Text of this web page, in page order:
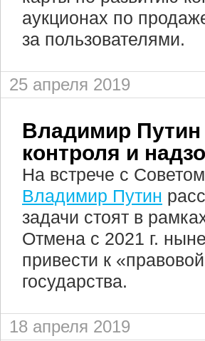
аукционах по
за пользователями.
25 апреля 2019
Владимир
контроля и
На встрече с
Владимир Путин
задачи стоят в
Отмена с 2021 г.
привести к
государства.
18 апреля 2019